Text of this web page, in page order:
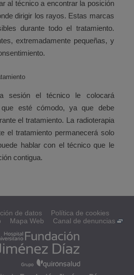
al técnico a encontrar la posición
dirigir los rayos. Estas marcas
durante todo el tratamiento.
extremadamente pequeñas, y
sesión el técnico le colocará
que esté cómodo, ya que debe
el tratamiento. La radioterapia
el tratamiento permanecerá solo
hablar con el técnico que le
contigua.
de datos
Política de cookies
Mapa Web Canal de denuncias